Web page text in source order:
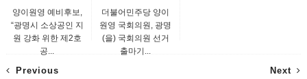
양이원영 예비후보,
“광명시 소상공인 지
원 강화 위한 제2호
공...
더불어민주당 양이
원영 국회의원, 광명
(을) 국회의원 선거
출마기...
Next
Previous